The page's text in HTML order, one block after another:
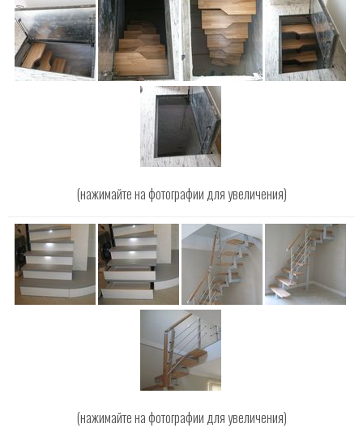
(нажимайте на фотографии для увеличения)
(нажимайте на фотографии для увеличения)